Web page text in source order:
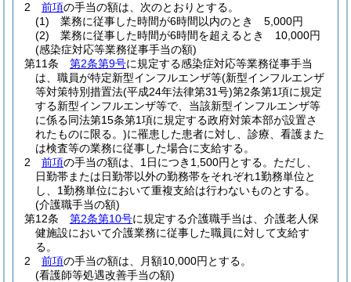
2
前項の手当の額は、次のとおりとする。
(1)
業務に従事した時間が6時間以内のとき 5,000円
(2)
業務に従事した時間が6時間を超えるとき 10,000円
(感染症対応等業務従事手当の額)
第11条
第2条第9号に規定する感染症対応等業務従事手当
は、職員が特定新型インフルエンザ等(新型インフルエンザ
等対策特別措置法(平成24年法律第31号)第2条第1項に規定
する新型インフルエンザ等で、当該新型インフルエンザ等
に係る同法第15条第1項に規定する政府対策本部が設置さ
れたものに限る。)に罹患した患者に対し、診療、看護また
は検査等の業務に従事した場合に支給する。
2
前項の手当の額は、1日につき1,500円とする。 ただし、
日勤帯または日勤帯以外の勤務帯をそれぞれ1勤務単位と
し、1勤務単位において重複支給は行わないものとする。
(介護職手当の額)
第12条
第2条第10号に規定する介護職手当は、介護老人保
健施設において介護業務に従事した職員に対して支給す
る。
2
前項の手当の額は、月額10,000円とする。
(看護師等処遇改善手当の額)